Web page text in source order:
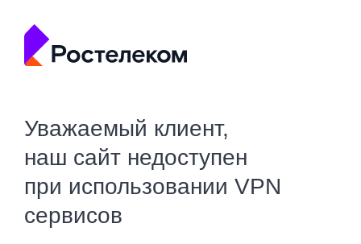
Уважаемый клиент,
наш сайт недоступен
при использовании VPN
сервисов